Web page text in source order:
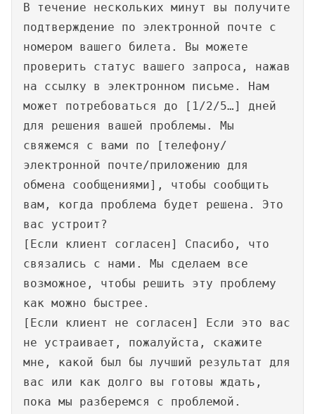
В течение нескольких минут вы получите
подтверждение по электронной почте с
номером вашего билета. Вы можете
проверить статус вашего запроса, нажав
на ссылку в электронном письме. Нам
может потребоваться до [1/2/5…] дней
для решения вашей проблемы. Мы
свяжемся с вами по [телефону/
электронной почте/приложению для
обмена сообщениями], чтобы сообщить
вам, когда проблема будет решена. Это
вас устроит?
[Если клиент согласен] Спасибо, что
связались с нами. Мы сделаем все
возможное, чтобы решить эту проблему
как можно быстрее.
[Если клиент не согласен] Если это вас
не устраивает, пожалуйста, скажите
мне, какой был бы лучший результат для
вас или как долго вы готовы ждать,
пока мы разберемся с проблемой.